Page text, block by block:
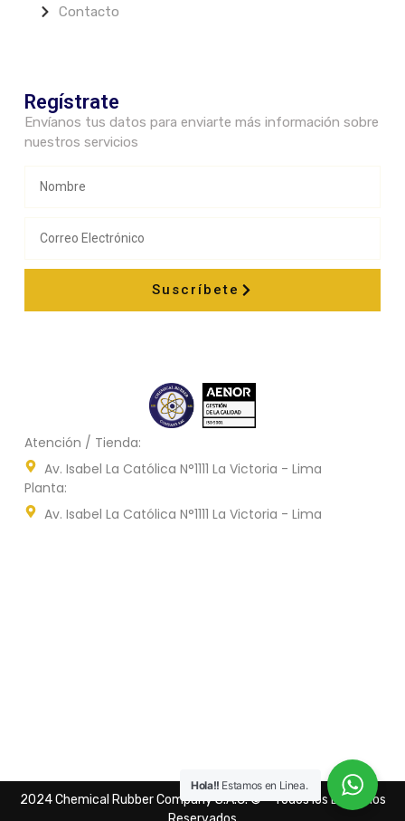
Atención / Tienda:
Av. Isabel La Católica N°1111 La Victoria - Lima
Planta:
Av. Isabel La Católica N°1111 La Victoria - Lima
Contacto
Regístrate
Envíanos tus datos para enviarte más información sobre
nuestros servicios
Suscríbete
Hola!! Estamos en Linea.
2024 Chemical Rubber Company S.A.C. © – Todos los Derechos